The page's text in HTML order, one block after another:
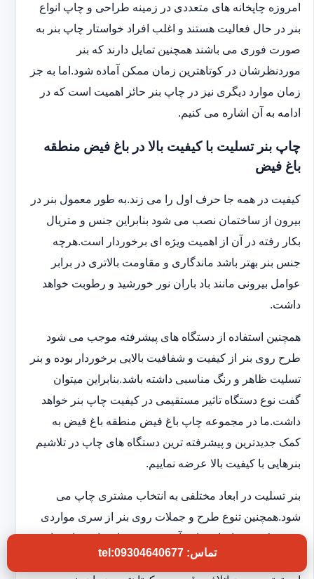
امروزه چاپخانه های متعددی در زمینه طراحی و چاپ انواع
بنر در حال فعالیت هستند و اغلب افراد خواستار چاپ بنر به
صورت فوری می باشند همچنین تمایل دارند که بنر
موردنظرشان در کوتاهترین زمان ممکن آماده شود.اما به جز
زمان موارد دیگری نیز در چاپ بنر حائز اهمیت است که در
ادامه به آن اشاره می کنیم.
چاپ بنر تسلیت با کیفیت بالا در باغ فیض منطقه
باغ فیض
کیفیت در همه جا حرف اول را می زند.به طور معمول بنر در
بیرون از ساختمان نصب می شود بنابراین جنس و متریال
بکار رفته در آن از اهمیت ویژه ای برخوردار است.هرچه
جنس بنر بهتر باشد ماندگاری و مقاومت بالاتری در برابر
عوامل بیرونی مانند باد باران نور خورشید و رطوبت خواهد
داشت.
همچنین استفاده از دستگاه های پیشرفته موجب می شود
طرح روی بنر از کیفیت و شفافیت بالایی برخوردار بوده و بنر
تسلیت ظاهر و رنگ مناسبی داشته باشد.بنابراین میتوان
گفت نوع دستگاه تاثیر مستقیمی در کیفیت چاپ بنر خواهد
داشت.ما در مجموعه چاپ باغ فیض منطقه باغ فیض به
کمک جدیدترین و پیشرفته ترین دستگاه های چاپ در تلاشیم
بنرهایی با کیفیت بالا عرضه نماییم.
بنر تسلیت در ابعاد مختلفی به انتخاب مشتری چاپ می
شود.همچنین تنوع طرح و جملات روی بنر از سری مواردی
هستند که در چاپخانه ما به آن توجه ویژه ای داریم تا شما
بتوانید بنر تسلیتی با کیفیت و فوری در اختیار داشته باشید.به
تماس: tel:09304640677